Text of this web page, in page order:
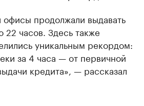
продолжали выдавать
22 часов. Здесь также
уникальным рекордом:
за 4 часа — от первичной
кредита», — рассказал